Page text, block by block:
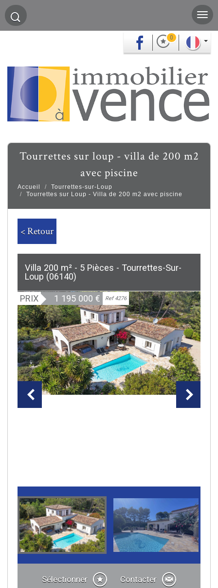
0
tourrettes sur loup - villa de 200 m2
avec piscine
Accueil
Tourrettes-sur-Loup
Tourrettes sur Loup - Villa de 200 m2 avec piscine
< Retour
Villa 200 m² - 5 Pièces - Tourrettes-Sur-
Loup (06140)
PRIX 1 195 000 € Ref 4276
Sélectionner Contacter